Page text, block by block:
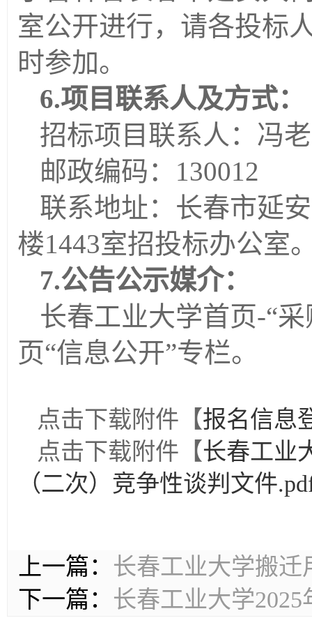
室公开进行，请各投标
时参加。
6.项目联系人及方式：
招标项目联系人： 冯
邮政编码： 130012
联系地址：长春市延
楼1443室招投标办公室
7.公告公示媒介：
长春工业大学首页-“
页“信息公开”专栏。
点击下载附件【报名信息
点击下载附件【长春工业
（二次）竞争性谈判文件
上一篇： 长春工业大学搬
下一篇： 长春工业大学